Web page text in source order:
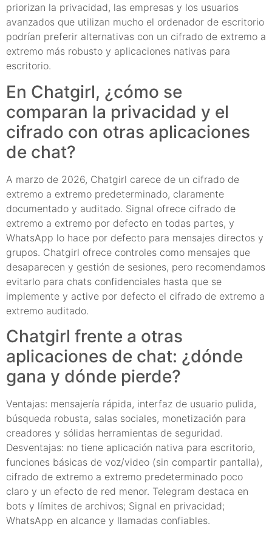
priorizan la privacidad, las empresas y los usuarios
avanzados que utilizan mucho el ordenador de escritorio
podrían preferir alternativas con un cifrado de extremo a
extremo más robusto y aplicaciones nativas para
escritorio.
En Chatgirl, ¿cómo se
comparan la privacidad y el
cifrado con otras aplicaciones
de chat?
A marzo de 2026, Chatgirl carece de un cifrado de
extremo a extremo predeterminado, claramente
documentado y auditado. Signal ofrece cifrado de
extremo a extremo por defecto en todas partes, y
WhatsApp lo hace por defecto para mensajes directos y
grupos. Chatgirl ofrece controles como mensajes que
desaparecen y gestión de sesiones, pero recomendamos
evitarlo para chats confidenciales hasta que se
implemente y active por defecto el cifrado de extremo a
extremo auditado.
Chatgirl frente a otras
aplicaciones de chat: ¿dónde
gana y dónde pierde?
Ventajas: mensajería rápida, interfaz de usuario pulida,
búsqueda robusta, salas sociales, monetización para
creadores y sólidas herramientas de seguridad.
Desventajas: no tiene aplicación nativa para escritorio,
funciones básicas de voz/video (sin compartir pantalla),
cifrado de extremo a extremo predeterminado poco
claro y un efecto de red menor. Telegram destaca en
bots y límites de archivos; Signal en privacidad;
WhatsApp en alcance y llamadas confiables.